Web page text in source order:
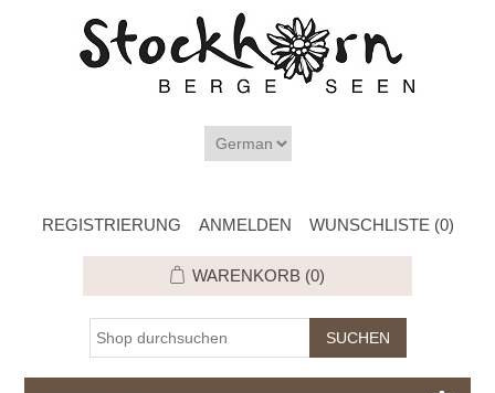
REGISTRIERUNG ANMELDEN WUNSCHLISTE (0)
WARENKORB (0)